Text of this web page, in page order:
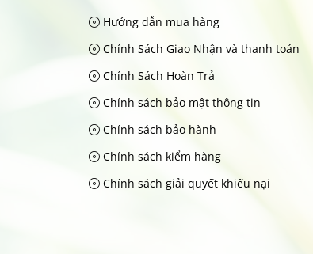
Hướng dẫn mua hàng
Chính Sách Giao Nhận và thanh toán
Chính Sách Hoàn Trả
Chính sách bảo mật thông tin
Chính sách bảo hành
Chính sách kiểm hàng
Chính sách giải quyết khiếu nại